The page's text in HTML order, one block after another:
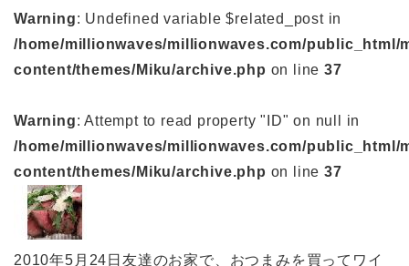
Warning: Undefined variable $related_post in
/home/millionwaves/millionwaves.com/public_html/
content/themes/Miku/archive.php on line37
Warning: Attempt to read property "ID" on null in
/home/millionwaves/millionwaves.com/public_html/
content/themes/Miku/archive.php on line37
2010年5月24日友達のお家で、おつまみを買ってワイ